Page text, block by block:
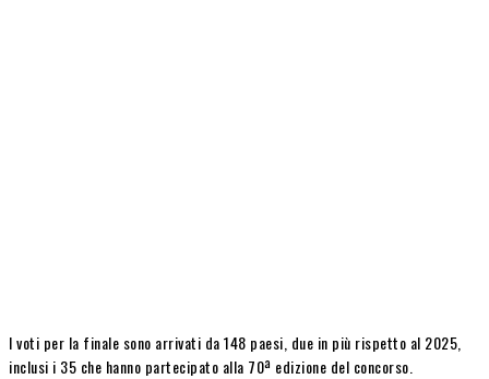
I voti per la finale sono arrivati ​​da 148 paesi, due in più rispetto al 2025,
inclusi i 35 che hanno partecipato alla 70ª edizione del concorso.